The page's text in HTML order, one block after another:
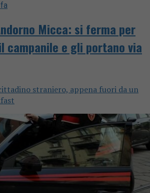
Micca: si ferma per
campanile e gli portano via
straniero, appena fuori da un